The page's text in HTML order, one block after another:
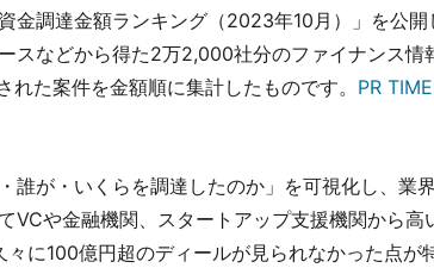
金調達金額ランキング（2023年10月）」 を公
スなどから得た2万2,000社分のファイナンス情
れた案件を金額順に集計したものです。 PR
誰が・いくらを調達したのか」を可視化し、業
VCや金融機関、スタートアップ支援機関から高
に100億円超のディールが見られなかった点が